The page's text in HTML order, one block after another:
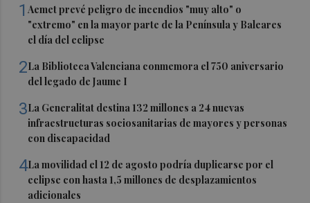
1Aemet prevé peligro de incendios "muy alto" o
"extremo" en la mayor parte de la Península y Baleares
el día del eclipse
2La Biblioteca Valenciana conmemora el 750 aniversario
del legado de Jaume I
3La Generalitat destina 132 millones a 24 nuevas
infraestructuras sociosanitarias de mayores y personas
con discapacidad
4La movilidad el 12 de agosto podría duplicarse por el
eclipse con hasta 1,5 millones de desplazamientos
adicionales